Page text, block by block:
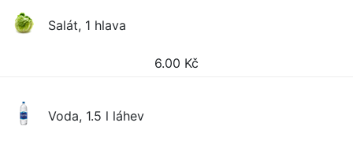
Salát, 1 hlava
6.00 Kč
Voda, 1.5 l láhev